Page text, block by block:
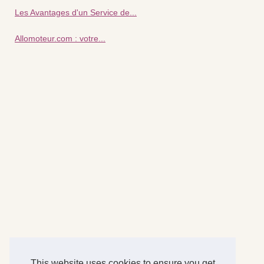
Les Avantages d'un Service de...
Allomoteur.com : votre...